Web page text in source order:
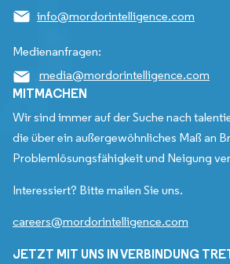
info@mordorintelligence.com
Medienanfragen:
media@mordorintelligence.com
MITMACHEN
Wir sind immer auf der Suche nach
die über ein außergewöhnliches Maß an
Problemlösungsfähigkeit und Neigung
Interessiert? Bitte mailen Sie uns.
careers@mordorintelligence.com
JETZT MIT UNS IN VERBINDUNG